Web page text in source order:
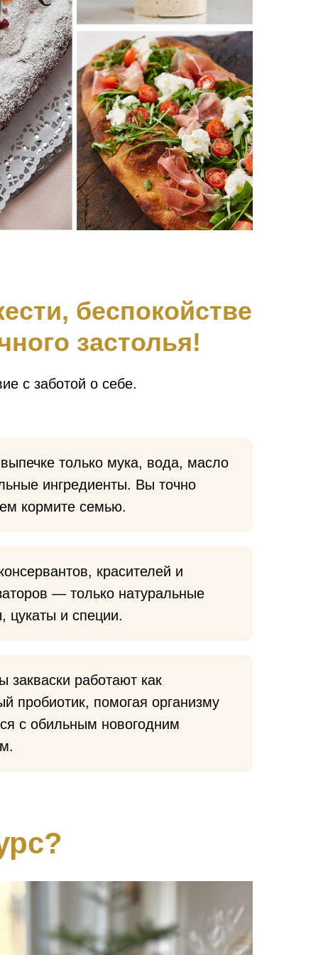
беспокойстве
застолья!
с заботой о себе.
только мука, вода, масло
ингредиенты. Вы точно
кормите семью.
красителей и
— только натуральные
цукаты и специи.
закваски работают как
пробиотик, помогая организму
с обильным новогодним